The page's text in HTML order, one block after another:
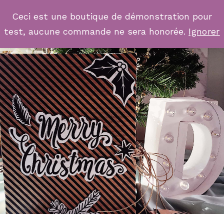
Ceci est une boutique de démonstration pour
test, aucune commande ne sera honorée. Ignorer